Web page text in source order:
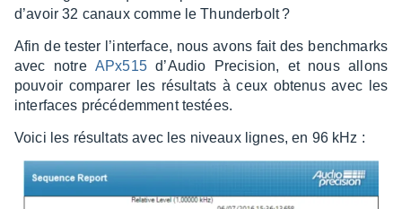
d’avoir 32 canaux comme le Thun­der­bolt ?
Afin de tester l’in­ter­face, nous avons fait des bench­marks
avec notre APx515d’Au­dio Preci­sion, et nous allons
pouvoir compa­rer les résul­tats à ceux obte­nus avec les
inter­faces précé­dem­ment testées.
Voici les résul­tats avec les niveaux lignes, en 96 kHz :